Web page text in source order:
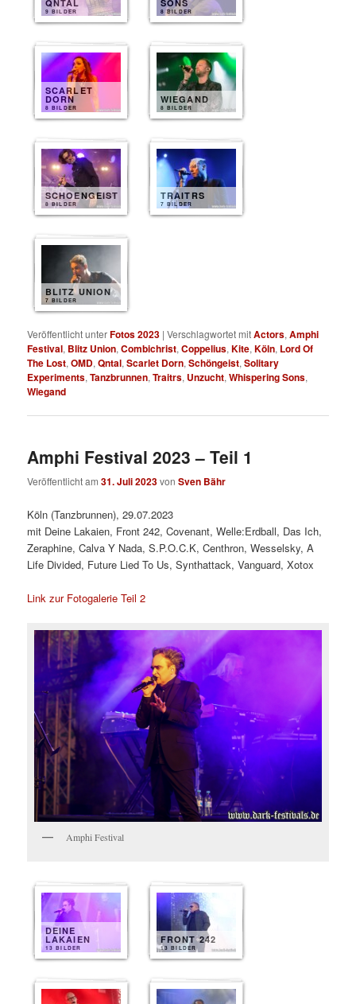
QNTAL
9 BILDER
SONS
8 BILDER
SCARLET
DORN
8 BILDER
WIEGAND
8 BILDER
SCHOENGEIST
8 BILDER
TRAITRS
7 BILDER
BLITZ UNION
7 BILDER
Veröffentlicht unterFotos 2023 |Verschlagwortet mitActors,Amphi
Festival, Blitz Union,Combichrist,Coppelius,Kite,Köln, Lord Of
The Lost,OMD,Qntal,Scarlet Dorn,Schöngeist,Solitary
Experiments,Tanzbrunnen,Traitrs, Unzucht,Whispering Sons,
Wiegand
Amphi Festival 2023 – Teil 1
Veröffentlicht am31. Juli 2023vonSven Bähr
Köln (Tanzbrunnen), 29.07.2023
mit Deine Lakaien, Front 242, Covenant, Welle:Erdball, Das Ich,
Zeraphine, Calva Y Nada, S.P.O.C.K, Centhron, Wesselsky, A
Life Divided, Future Lied To Us, Synthattack, Vanguard, Xotox
Link zur Fotogalerie Teil 2
Amphi Festival
DEINE
LAKAIEN
13 BILDER
FRONT 242
13 BILDER